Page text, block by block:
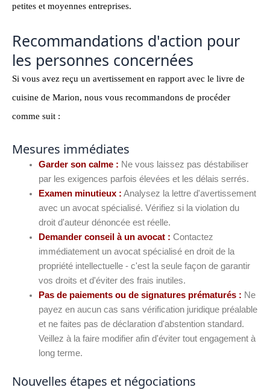
petites et moyennes entreprises.
Recommandations d'action pour
les personnes concernées
Si vous avez reçu un avertissement en rapport avec le livre de
cuisine de Marion, nous vous recommandons de procéder
comme suit :
Mesures immédiates
Garder son calme : Ne vous laissez pas déstabiliser
par les exigences parfois élevées et les délais serrés.
Examen minutieux : Analysez la lettre d'avertissement
avec un avocat spécialisé. Vérifiez si la violation du
droit d'auteur dénoncée est réelle.
Demander conseil à un avocat : Contactez
immédiatement un avocat spécialisé en droit de la
propriété intellectuelle - c'est la seule façon de garantir
vos droits et d'éviter des frais inutiles.
Pas de paiements ou de signatures prématurés : Ne
payez en aucun cas sans vérification juridique préalable
et ne faites pas de déclaration d'abstention standard.
Veillez à la faire modifier afin d'éviter tout engagement à
long terme.
Nouvelles étapes et négociations